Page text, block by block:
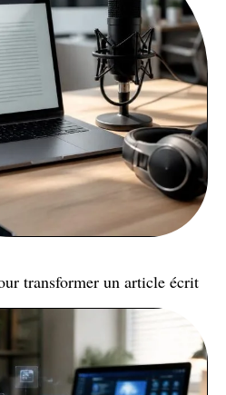
transformer un article écrit